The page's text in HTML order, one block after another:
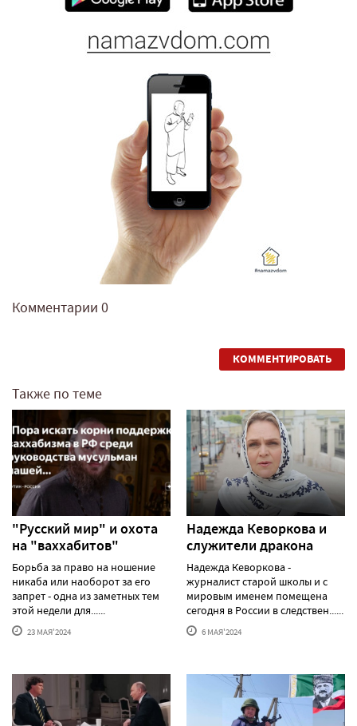
Комментарии 0
КОММЕНТИРОВАТЬ
Также по теме
"Русский мир" и охота
на "ваххабитов"
Борьба за право на ношение
никаба или наоборот за его
запрет - одна из заметных тем
этой недели для......
23 МАЯ'2024
Надежда Кеворкова и
служители дракона
Надежда Кеворкова -
журналист старой школы и с
мировым именем помещена
сегодня в России в следствен......
6 МАЯ'2024